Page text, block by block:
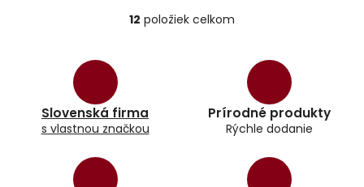
O
12 položiek celkom
Slovenská firma
s vlastnou značkou
Prírodné produkty
Rýchle dodanie